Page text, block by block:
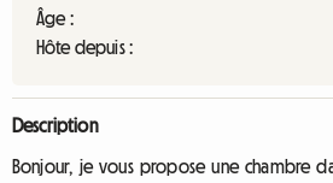
Âge :
Hôte depuis :
Description
Bonjour, je vous propose une chambre